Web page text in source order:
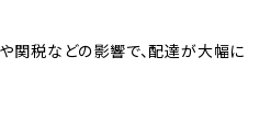
関税などの影響で、配達が大幅に